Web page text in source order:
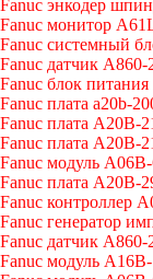
Fanuc энкодер
Fanuc монитор
Fanuc системный
Fanuc датчик A860-
Fanuc блок
Fanuc плата a20b-
Fanuc плата A20B-
Fanuc плата A20B-
Fanuc модуль
Fanuc плата A20B-
Fanuc контроллер
Fanuc генератор
Fanuc датчик
Fanuc модуль